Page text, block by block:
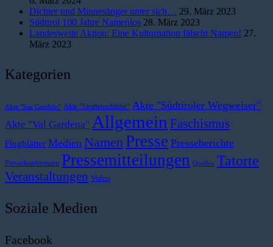
Dichter und Minnesänger unter sich… 29. März 2023
Südtirol 100 Jahre Namenlos 28. März 2023
Landesweite Aktion: Eine Kulturnation fälscht Namen! 27.
März 2023
Kategorien
Akte "San Candido" Akte "Straßenschilder" Akte "Südtiroler Wegweiser"
Akte "Val Gardena" Allgemein Faschismus
Flugblätter Medien Namen Presse Presseberichte
Pressekonferenzen Pressemitteilungen Quellen Tatorte
Veranstaltungen Video
Soziale Medien
Facebook